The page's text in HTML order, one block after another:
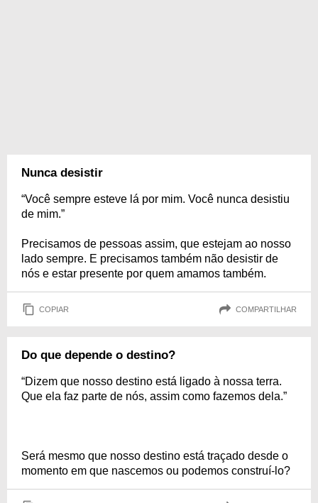
Nunca desistir
“Você sempre esteve lá por mim. Você nunca desistiu
de mim.”
Precisamos de pessoas assim, que estejam ao nosso
lado sempre. E precisamos também não desistir de
nós e estar presente por quem amamos também.
COPIAR COMPARTILHAR
Do que depende o destino?
“Dizem que nosso destino está ligado à nossa terra.
Que ela faz parte de nós, assim como fazemos dela.”
Será mesmo que nosso destino está traçado desde o
momento em que nascemos ou podemos construí-lo?